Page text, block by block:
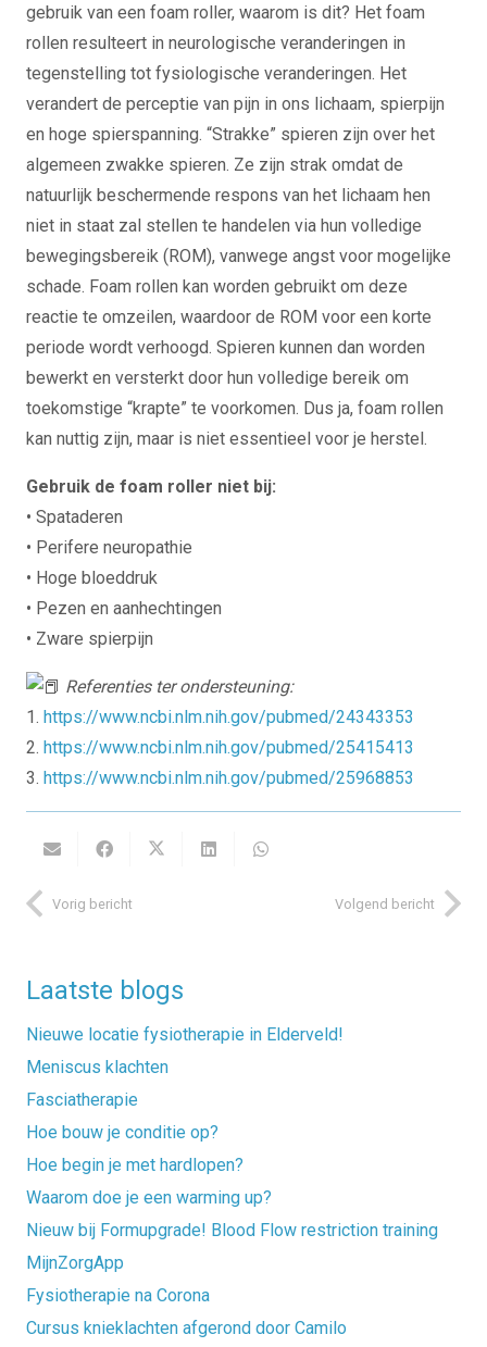
gebruik van een foam roller, waarom is dit? Het foam
rollen resulteert in neurologische veranderingen in
tegenstelling tot fysiologische veranderingen. Het
verandert de perceptie van pijn in ons lichaam, spierpijn
en hoge spierspanning. “Strakke” spieren zijn over het
algemeen zwakke spieren. Ze zijn strak omdat de
natuurlijk beschermende respons van het lichaam hen
niet in staat zal stellen te handelen via hun volledige
bewegingsbereik (ROM), vanwege angst voor mogelijke
schade. Foam rollen kan worden gebruikt om deze
reactie te omzeilen, waardoor de ROM voor een korte
periode wordt verhoogd. Spieren kunnen dan worden
bewerkt en versterkt door hun volledige bereik om
toekomstige “krapte” te voorkomen. Dus ja, foam rollen
kan nuttig zijn, maar is niet essentieel voor je herstel.
Gebruik de foam roller niet bij:
• Spataderen
• Perifere neuropathie
• Hoge bloeddruk
• Pezen en aanhechtingen
• Zware spierpijn
Referenties ter ondersteuning:
1. https://www.ncbi.nlm.nih.gov/pubmed/24343353
2. https://www.ncbi.nlm.nih.gov/pubmed/25415413
3. https://www.ncbi.nlm.nih.gov/pubmed/25968853
Vorig bericht Volgend bericht
Laatste blogs
Nieuwe locatie fysiotherapie in Elderveld!
Meniscus klachten
Fasciatherapie
Hoe bouw je conditie op?
Hoe begin je met hardlopen?
Waarom doe je een warming up?
Nieuw bij Formupgrade! Blood Flow restriction training
MijnZorgApp
Fysiotherapie na Corona
Cursus knieklachten afgerond door Camilo